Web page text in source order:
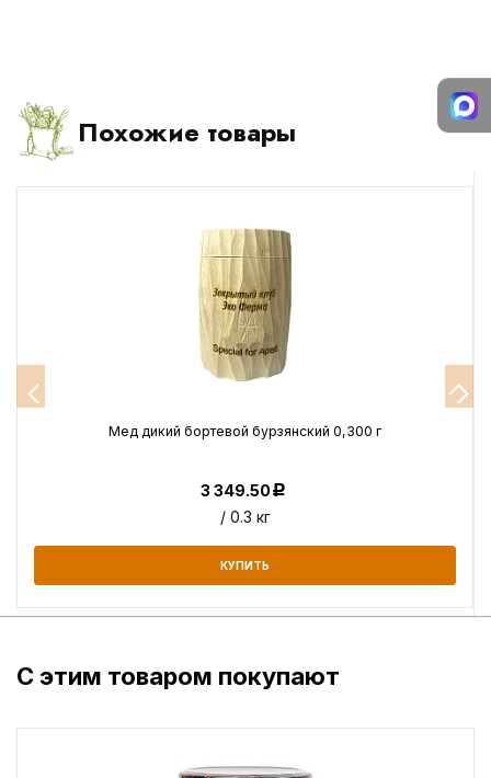
Похожие товары
Мед дикий бортевой бурзянский 0,300 г
3 349.50Р
/ 0.3 кг
КУПИТЬ
С этим товаром покупают